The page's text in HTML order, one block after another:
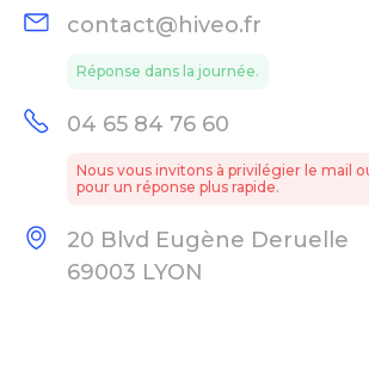
contact@hiveo.fr
Réponse dans la journée.
04 65 84 76 60
Nous vous invitons à privilégier le mail
pour un réponse plus rapide.
20 Blvd Eugène Deruelle
69003 LYON